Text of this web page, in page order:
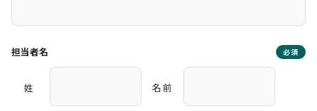
担当者名 必須
姓 名前